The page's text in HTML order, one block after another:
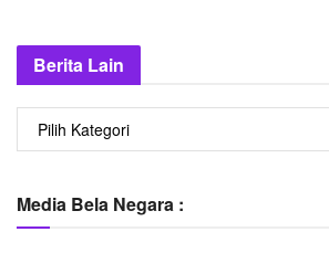
Berita Lain
Berita
Lain
Media Bela Negara :